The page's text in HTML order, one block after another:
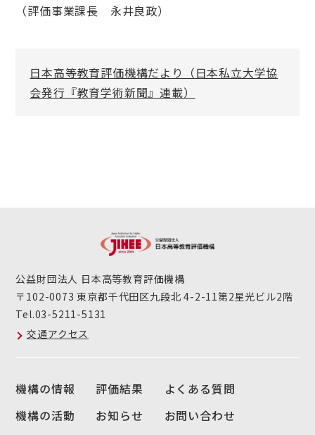
（評価事業課長 永井良政）
日本高等教育評価機構だより（日本私立大学協
会発行『教育学術新聞』連載）
公益財団法人 日本高等教育評価機構
〒102-0073 東京都千代田区九段北 4-2-11第2星光ビル2階
Tel.03-5211-5131
交通アクセス
機構の情報
機構の活動
評価結果
お知らせ
よくある質問
お問い合わせ